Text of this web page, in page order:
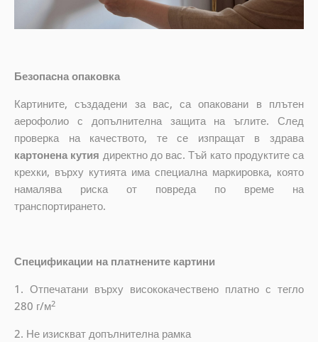
Безопасна опаковка
Картините, създадени за вас, са опаковани в плътен
аерофолио с допълнителна защита на ъглите. След
проверка на качеството, те се изпращат в здрава
картонена кутия директно до вас. Тъй като продуктите са
крехки, върху кутията има специална маркировка, която
намалява риска от повреда по време на
транспортирането.
Спецификации на платнените картини
1. Отпечатани върху висококачествено платно с тегло
280 г/м2
2. Не изискват допълнителна рамка